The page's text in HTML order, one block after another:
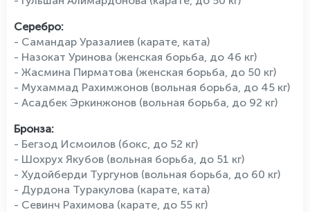
Серебро:
- Самандар Уразалиев (карате, ката)
- Назокат Уринова (женская борьба, до 46 кг)
- Жасмина Пирматова (женская борьба, до 50 кг)
- Мухаммад Рахимжонов (вольная борьба, до 45 кг)
- Асадбек Эркинжонов (вольная борьба, до 92 кг)
Бронза:
- Бегзод Исмоилов (бокс, до 52 кг)
- Шохрух Якубов (вольная борьба, до 51 кг)
- Худойберди Тургунов (вольная борьба, до 60 кг)
- Дурдона Туракулова (карате, ката)
- Севинч Рахимова (карате, до 55 кг)